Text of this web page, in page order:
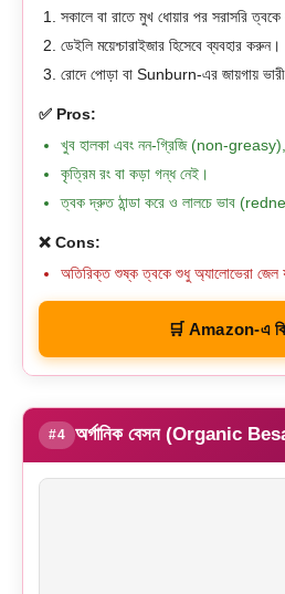
সকালে বা রাতে মুখ ধোয়ার পর সরাসরি ত্বকে
ডেইলি ময়েশ্চারাইজার হিসেবে ব্যবহার করুন।
রোদে পোড়া বা Sunburn-এর জায়গায় ভারী
✅ Pros:
খুব হালকা এবং নন-গ্রিজি (non-greasy),
কৃত্রিম রং বা কড়া গন্ধ নেই।
ত্বক দ্রুত ঠান্ডা করে ও লালচে ভাব
❌ Cons:
অতিরিক্ত শুষ্ক ত্বকে শুধু অ্যালোভেরা জেল
🛒 Amazon-এ
#4 অর্গানিক বেসন (Organic